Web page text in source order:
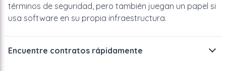
términos de seguridad, pero también juegan un papel si
usa software en su propia infraestructura.
Encuentre contratos rápidamente